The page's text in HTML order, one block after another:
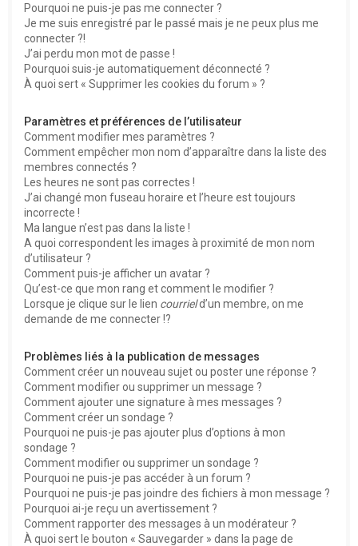
Pourquoi ne puis-je pas me connecter ?
Je me suis enregistré par le passé mais je ne peux plus me
connecter ?!
J’ai perdu mon mot de passe !
Pourquoi suis-je automatiquement déconnecté ?
À quoi sert « Supprimer les cookies du forum » ?
Paramètres et préférences de l’utilisateur
Comment modifier mes paramètres ?
Comment empêcher mon nom d’apparaître dans la liste des
membres connectés ?
Les heures ne sont pas correctes !
J’ai changé mon fuseau horaire et l’heure est toujours
incorrecte !
Ma langue n’est pas dans la liste !
A quoi correspondent les images à proximité de mon nom
d’utilisateur ?
Comment puis-je afficher un avatar ?
Qu’est-ce que mon rang et comment le modifier ?
Lorsque je clique sur le lien courrield’un membre, on me
demande de me connecter !?
Problèmes liés à la publication de messages
Comment créer un nouveau sujet ou poster une réponse ?
Comment modifier ou supprimer un message ?
Comment ajouter une signature à mes messages ?
Comment créer un sondage ?
Pourquoi ne puis-je pas ajouter plus d’options à mon
sondage ?
Comment modifier ou supprimer un sondage ?
Pourquoi ne puis-je pas accéder à un forum ?
Pourquoi ne puis-je pas joindre des fichiers à mon message ?
Pourquoi ai-je reçu un avertissement ?
Comment rapporter des messages à un modérateur ?
À quoi sert le bouton « Sauvegarder » dans la page de